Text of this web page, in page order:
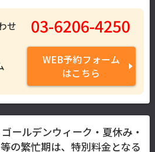
せ 03-6206-4250
WEB予約フォーム
はこちら
ールデンウィーク・夏休み・
の繁忙期は、特別料金となる